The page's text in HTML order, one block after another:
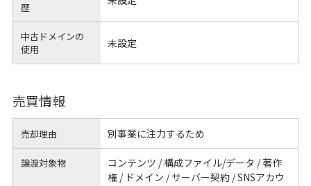
歴
中古ドメインの
使用
未設定
売買情報
売却理由 別事業に注力するため
譲渡対象物
コンテンツ / 構成ファイル/データ / 著作
権 / ドメイン / サーバー契約 / SNSアカウ